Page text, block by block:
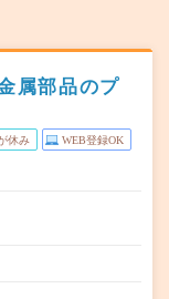
属部品のプ
休み WEB登録OK